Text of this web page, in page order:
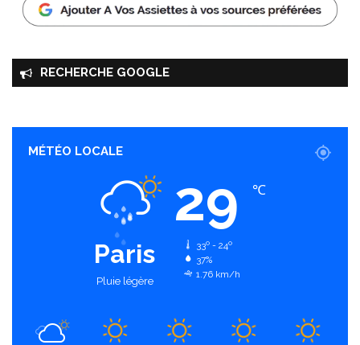
RECHERCHE GOOGLE
MÉTÉO LOCALE
Paris
Pluie légère
29 ℃
33º - 24º
37%
1.76 km/h